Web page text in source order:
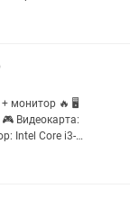
рабочие
монитор 🔥 🖥
Видеокарта:
Intel Core i3-